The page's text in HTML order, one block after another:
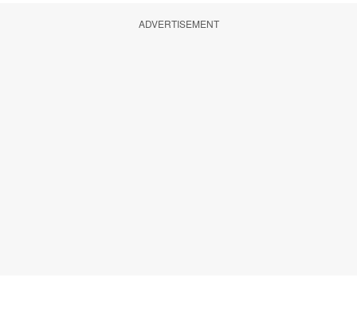
ADVERTISEMENT